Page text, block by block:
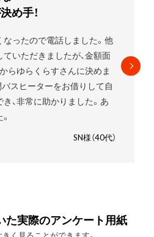
す!
いましたがガスの給湯器に
るとすぐに段取りを組んでく
りつけられるんじゃないか
らくらすさんにお願いして
た実際のアンケート用紙